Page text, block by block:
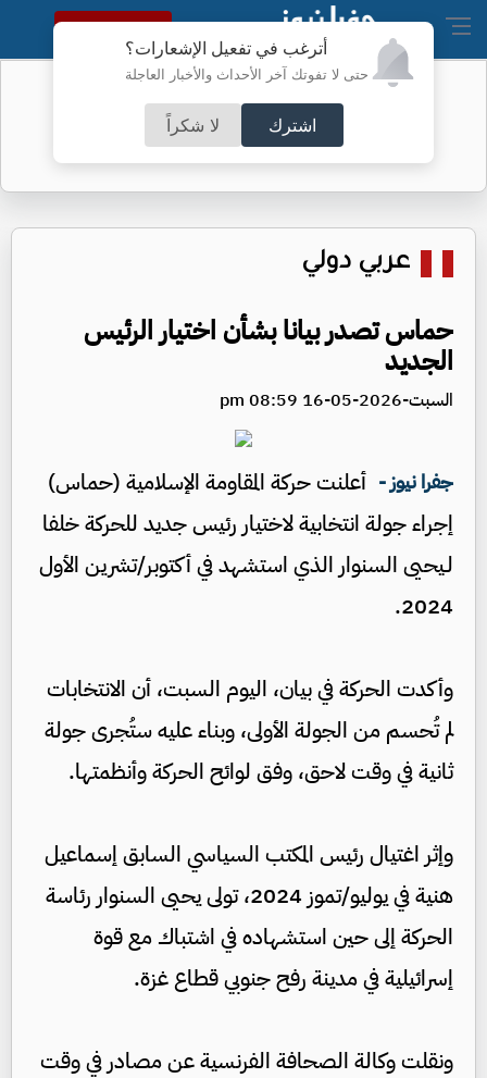
أترغب في تفعيل الإشعارات؟
حتى لا تفوتك آخر الأحداث والأخبار العاجلة
اشترك لا شكراً
النسخة الكاملة
عربي دولي
حماس تصدر بيانا بشأن اختيار الرئيس
الجديد
السبت-2026-05-16 08:59 pm
جفرا نيوز - أعلنت حركة المقاومة الإسلامية (حماس)
إجراء جولة انتخابية لاختيار رئيس جديد للحركة خلفا
لـيحيى السنوار الذي استشهد في أكتوبر/تشرين الأول
2024.
وأكدت الحركة في بيان، اليوم السبت، أن الانتخابات
لم تُحسم من الجولة الأولى، وبناء عليه ستُجرى جولة
ثانية في وقت لاحق، وفق لوائح الحركة وأنظمتها.
وإثر اغتيال رئيس المكتب السياسي السابق إسماعيل
هنية في يوليو/تموز 2024، تولى يحيى السنوار رئاسة
الحركة إلى حين استشهاده في اشتباك مع قوة
إسرائيلية في مدينة رفح جنوبي قطاع غزة.
ونقلت وكالة الصحافة الفرنسية عن مصادر في وقت